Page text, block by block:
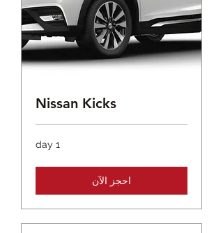
Nissan Kicks
1 day
احجز الآن